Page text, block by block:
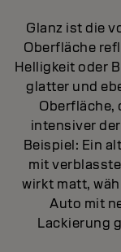
Glanz ist die
Oberfläche
Helligkeit oder
glatter und
Oberfläche,
intensiver
Beispiel: Ein
mit
wirkt matt,
Auto mit
Lackierung